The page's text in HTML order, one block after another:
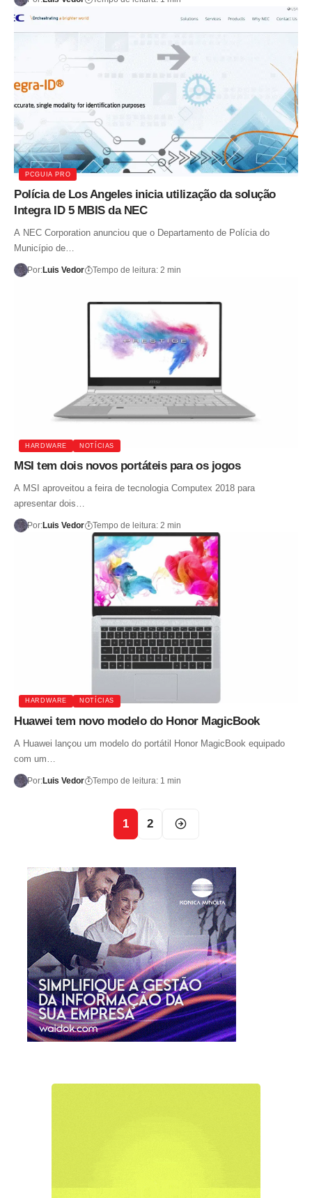
PCGUIA PRO
Polícia de Los Angeles inicia utilização da solução
Integra ID 5 MBIS da NEC
A NEC Corporation anunciou que o Departamento de Polícia do
Município de…
Por:Luis Vedor Tempo de leitura: 2 min
HARDWARE NOTÍCIAS
MSI tem dois novos portáteis para os jogos
A MSI aproveitou a feira de tecnologia Computex 2018 para
apresentar dois…
Por:Luis Vedor Tempo de leitura: 2 min
HARDWARE NOTÍCIAS
Huawei tem novo modelo do Honor MagicBook
A Huawei lançou um modelo do portátil Honor MagicBook equipado
com um…
Por:Luis Vedor Tempo de leitura: 1 min
1 2